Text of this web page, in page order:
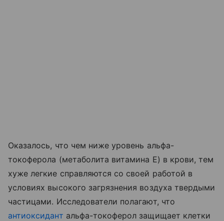
Оказалось, что чем ниже уровень альфа-
токоферола (метаболита витамина Е) в крови, тем
хуже легкие справляются со своей работой в
условиях высокого загрязнения воздуха твердыми
частицами. Исследователи полагают, что
антиоксидант альфа-токоферол защищает клетки